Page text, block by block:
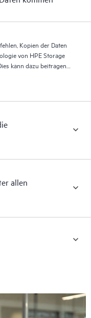
Kopien der Daten
von HPE Storage
kann dazu beitragen,
zu
allen